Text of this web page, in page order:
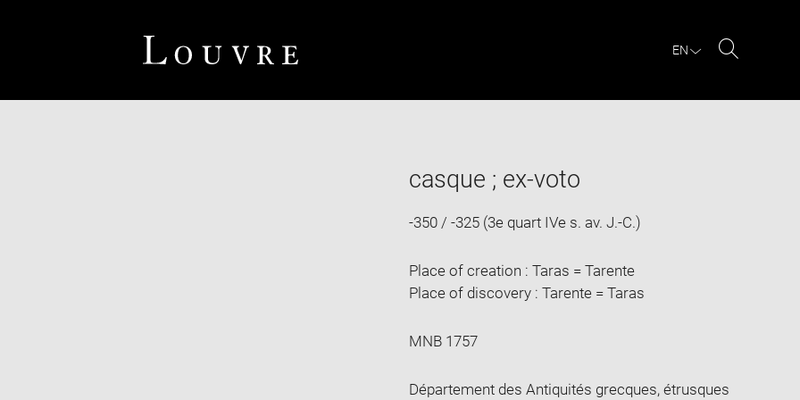
EN
casque ; ex-voto
-350 / -325 (3e quart IVe s. av. J.-C.)
Place of creation : Taras = Tarente
Place of discovery : Tarente = Taras
MNB 1757
Département des Antiquités grecques, étrusques